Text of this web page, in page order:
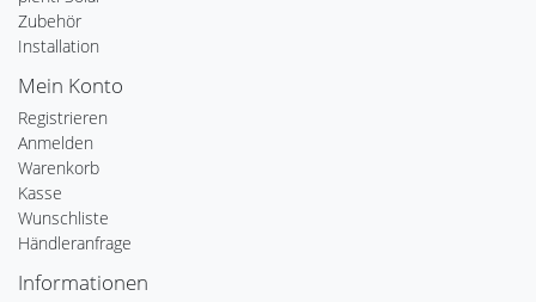
Zubehör
Installation
Mein Konto
Registrieren
Anmelden
Warenkorb
Kasse
Wunschliste
Händleranfrage
Informationen